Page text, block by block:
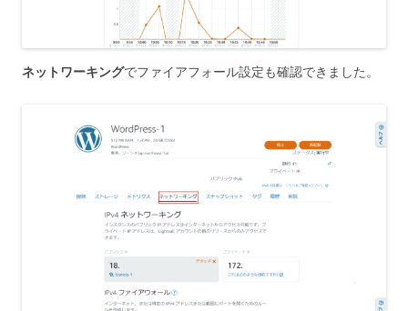
ネットワーキングでファイアフォール設定も確認できました。